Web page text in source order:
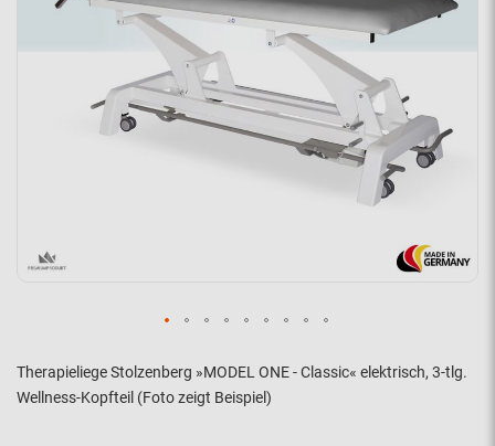
Therapieliege Stolzenberg »MODEL ONE - Classic« elektrisch, 3-tlg.
Wellness-Kopfteil (Foto zeigt Beispiel)